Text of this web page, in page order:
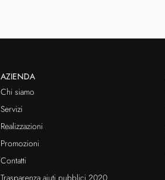
AZIENDA
Chi siamo
Servizi
Realizzazioni
Promozioni
Contatti
Trasparenza aiuti pubblici 2020